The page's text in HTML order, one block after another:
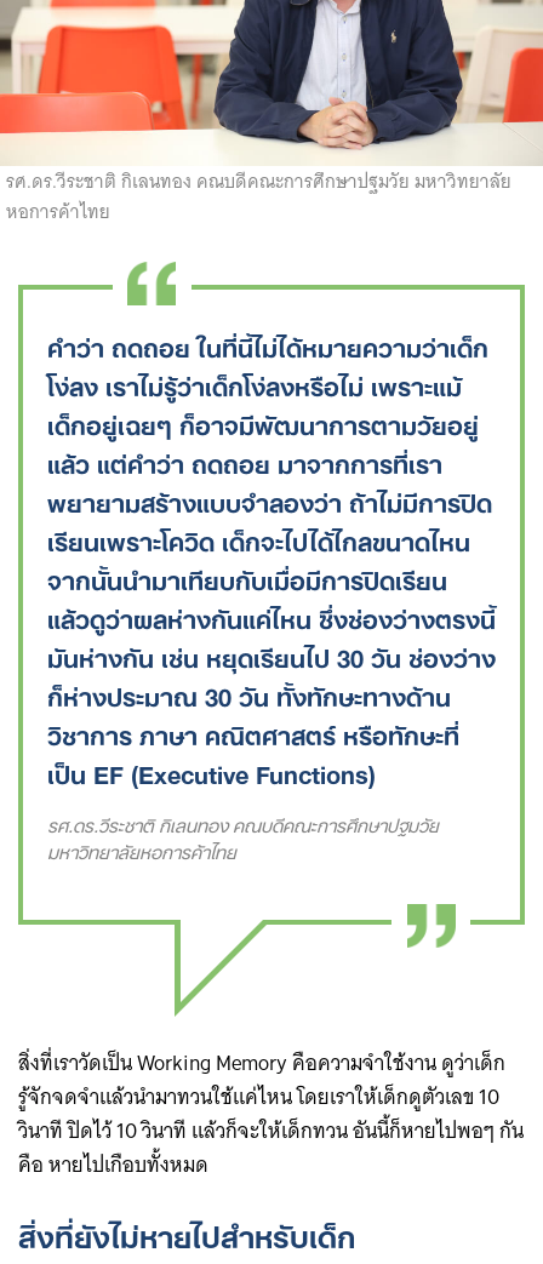
รศ.ดร.วีระชาติ กิเลนทอง คณบดีคณะการศึกษาปฐมวัย มหาวิทยาลัย
หอการค้าไทย
คำว่า ถดถอย ในที่นี้ไม่ได้หมายความว่าเด็ก
โง่ลง เราไม่รู้ว่าเด็กโง่ลงหรือไม่ เพราะแม้
เด็กอยู่เฉยๆ ก็อาจมีพัฒนาการตามวัยอยู่
แล้ว แต่คำว่า ถดถอย มาจากการที่เรา
พยายามสร้างแบบจำลองว่า ถ้าไม่มีการปิด
เรียนเพราะโควิด เด็กจะไปได้ไกลขนาดไหน
จากนั้นนำมาเทียบกับเมื่อมีการปิดเรียน
แล้วดูว่าผลห่างกันแค่ไหน ซึ่งช่องว่างตรงนี้
มันห่างกัน เช่น หยุดเรียนไป 30 วัน ช่องว่าง
ก็ห่างประมาณ 30 วัน ทั้งทักษะทางด้าน
วิชาการ ภาษา คณิตศาสตร์ หรือทักษะที่
เป็น EF (Executive Functions)
รศ.ดร.วีระชาติ กิเลนทอง คณบดีคณะการศึกษาปฐมวัย
มหาวิทยาลัยหอการค้าไทย
สิ่งที่เราวัดเป็น Working Memory คือความจำใช้งาน ดูว่าเด็ก
รู้จักจดจำแล้วนำมาทวนใช้แค่ไหน โดยเราให้เด็กดูตัวเลข 10
วินาที ปิดไว้ 10 วินาที แล้วก็จะให้เด็กทวน อันนี้ก็หายไปพอๆ กัน
คือ หายไปเกือบทั้งหมด
สิ่งที่ยังไม่หายไปสำหรับเด็ก